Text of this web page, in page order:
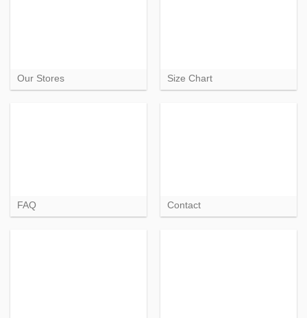
Our Stores Size Chart
FAQ Contact